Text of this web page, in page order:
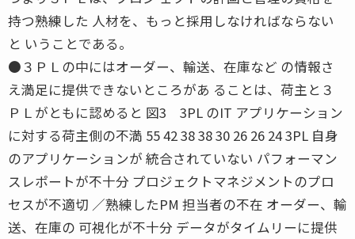
持つ熟練した 人材を、もっと採用しなければならない
と いうことである。
●３ＰＬの中にはオーダー、輸送、在庫など の情報さ
え満足に提供できないところがあ ることは、荷主と３
ＰＬがともに認めると 図3 3PL のIT アプリケーション
に対する荷主側の不満 55 42 38 38 30 26 26 24 3PL 自身
のアプリケーションが 統合されていない パフォーマン
スレポートが不十分 プロジェクトマネジメントのプロ
セスが不適切 ／熟練したPM 担当者の不在 オーダー、輸
送、在庫の 可視化が不十分 データがタイムリーに提供